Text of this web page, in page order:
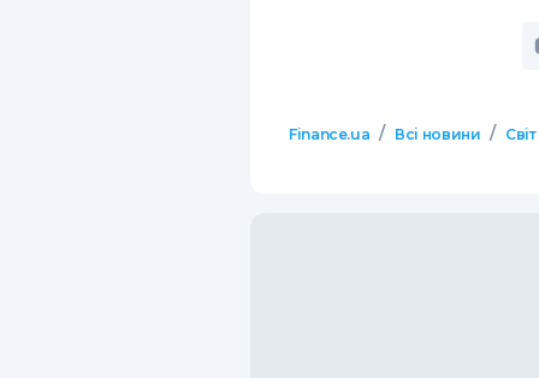
Finance.ua / Всі новини / Світ